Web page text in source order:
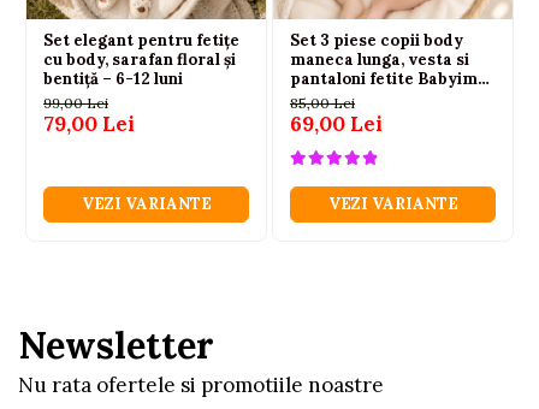
Set elegant pentru fetițe
cu body, sarafan floral și
bentiță – 6-12 luni
99,00 Lei
79,00 Lei
VEZI VARIANTE
Set 3 piese copii body
maneca lunga, vesta si
pantaloni fetite Babyim
100% bumbac roz
85,00 Lei
69,00 Lei
VEZI VARIANTE
Newsletter
Nu rata ofertele si promotiile noastre